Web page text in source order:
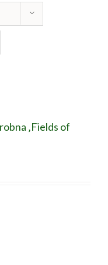
‚Fields of